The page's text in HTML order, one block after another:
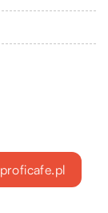
proficafe.pl